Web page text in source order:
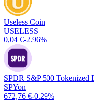
Useless Coin
USELESS
0,04 €-2.96%
SPDR S&P 500 Tokenized
SPYon
672,76 €-0.29%